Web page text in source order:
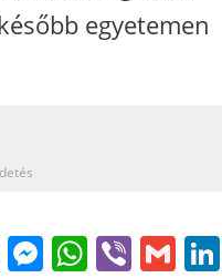
egyetemen
FacebookViber